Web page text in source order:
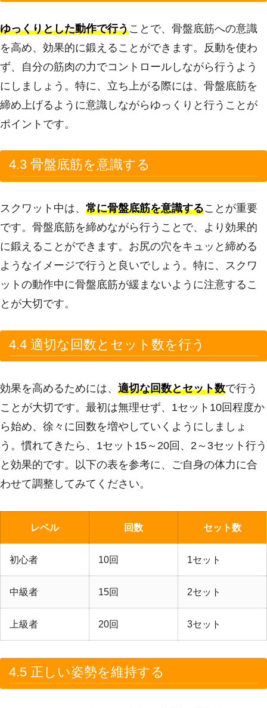
ゆっくりとした動作で行うことで、骨盤底筋への意識
を高め、効果的に鍛えることができます。反動を使わ
ず、自分の筋肉の力でコントロールしながら行うよう
にしましょう。特に、立ち上がる際には、骨盤底筋を
締め上げるように意識しながらゆっくりと行うことが
ポイントです。
4.3 骨盤底筋を意識する
スクワット中は、 常に骨盤底筋を意識することが重要
です。骨盤底筋を締めながら行うことで、より効果的
に鍛えることができます。お尻の穴をキュッと締める
ようなイメージで行うと良いでしょう。特に、スクワ
ットの動作中に骨盤底筋が緩まないように注意するこ
とが大切です。
4.4 適切な回数とセット数を行う
効果を高めるためには、 適切な回数とセット数で行う
ことが大切です。最初は無理せず、1セット10回程度か
ら始め、徐々に回数を増やしていくようにしましょ
う。慣れてきたら、1セット15～20回、2～3セット行う
と効果的です。以下の表を参考に、ご自身の体力に合
わせて調整してみてください。
レベル 回数 セット数
初心者 10回 1セット
中級者 15回 2セット
上級者 20回 3セット
4.5 正しい姿勢を維持する